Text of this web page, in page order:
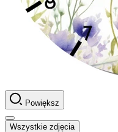
Powiększ
Wszystkie zdjęcia